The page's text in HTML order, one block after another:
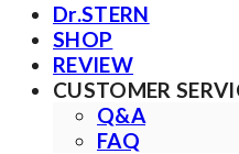
Dr.STERN
SHOP
REVIEW
CUSTOMER
Q&A
FAQ